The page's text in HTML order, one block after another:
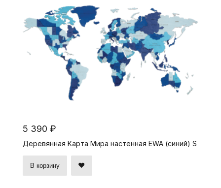
5 390 ₽
Деревянная Карта Мира настенная EWA (синий) S
В корзину